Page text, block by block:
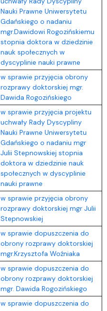
Nauki Prawne Uniwersytetu
Gdańskiego o nadaniu
mgr.Dawidowi Rogozińskiemu
stopnia doktora w dziedzinie
nauk społecznych w
dyscyplinie nauki prawne
w sprawie przyjęcia obrony
rozprawy doktorskiej mgr.
Dawida Rogozińskiego
w sprawie przyjęcia projektu
uchwały Rady Dyscypliny
Nauki Prawne Uniwersytetu
Gdańskiego o nadaniu mgr
Julii Stepnowskiej stopnia
doktora w dziedzinie nauk
społecznych w dyscyplinie
nauki prawne
w sprawie przyjęcia obrony
rozprawy doktorskiej mgr Julii
Stepnowskiej
w sprawie dopuszczenia do
obrony rozprawy doktorskiej
mgr.Krzysztofa Woźniaka
w sprawie dopuszczenia do
obrony rozprawy doktorskiej
mgr. Dawida Rogozińskiego
w sprawie dopuszczenia do